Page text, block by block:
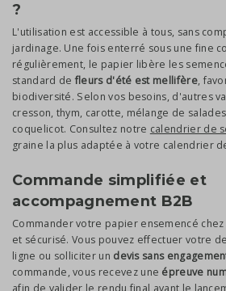
?
L'utilisation est accessible à tous, sans
jardinage. Une fois enterré sous une fine
régulièrement, le papier libère les
standard defleurs d'été est mellifère,
biodiversité. Selon vos besoins, d'autres
cresson, thym, carotte, mélange de
coquelicot. Consultez notre calendrier de
graine la plus adaptée à votre calendrier
Commande simplifiée et
accompagnement B2B
Commander votre papier ensemencé
et sécurisé. Vous pouvez effectuer votre
ligne ou solliciter un devis sans
commande, vous recevez une épreuve